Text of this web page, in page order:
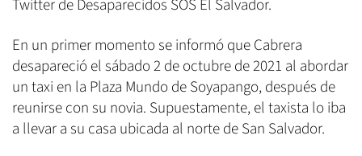
Twitter de Desaparecidos SOS El Salvador.
En un primer momento se informó que Cabrera
desapareció el sábado 2 de octubre de 2021 al abordar
un taxi en la Plaza Mundo de Soyapango, después de
reunirse con su novia. Supuestamente, el taxista lo iba
a llevar a su casa ubicada al norte de San Salvador.